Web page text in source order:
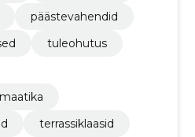
päästevahendid
tuleohutus
terrassiklaasid